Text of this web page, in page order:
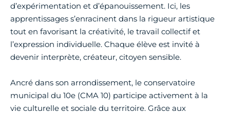
d’expérimentation et d’épanouissement. Ici, les
apprentissages s’enracinent dans la rigueur artistique
tout en favorisant la créativité, le travail collectif et
l’expression individuelle. Chaque élève est invité à
devenir interprète, créateur, citoyen sensible.
Ancré dans son arrondissement, le conservatoire
municipal du 10e (CMA 10) participe activement à la
vie culturelle et sociale du territoire. Grâce aux